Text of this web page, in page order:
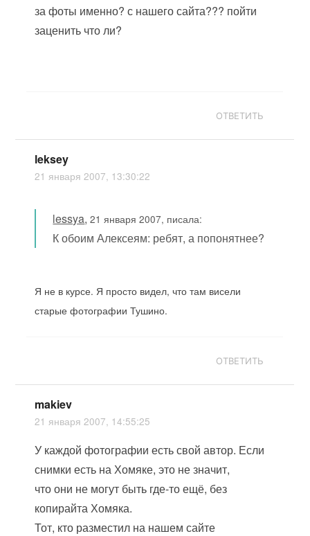
за фоты именно? с нашего сайта??? пойти
заценить что ли?
ОТВЕТИТЬ
leksey
21 января 2007, 13:30:22
lessya,21 января 2007, писала:
К обоим Алексеям: ребят, а попонятнее?
Я не в курсе. Я просто видел, что там висели
старые фотографии Тушино.
ОТВЕТИТЬ
makiev
21 января 2007, 14:55:25
У каждой фотографии есть свой автор. Если
снимки есть на Хомяке, это не значит,
что они не могут быть где-то ещё, без
копирайта Хомяка.
Тот, кто разместил на нашем сайте